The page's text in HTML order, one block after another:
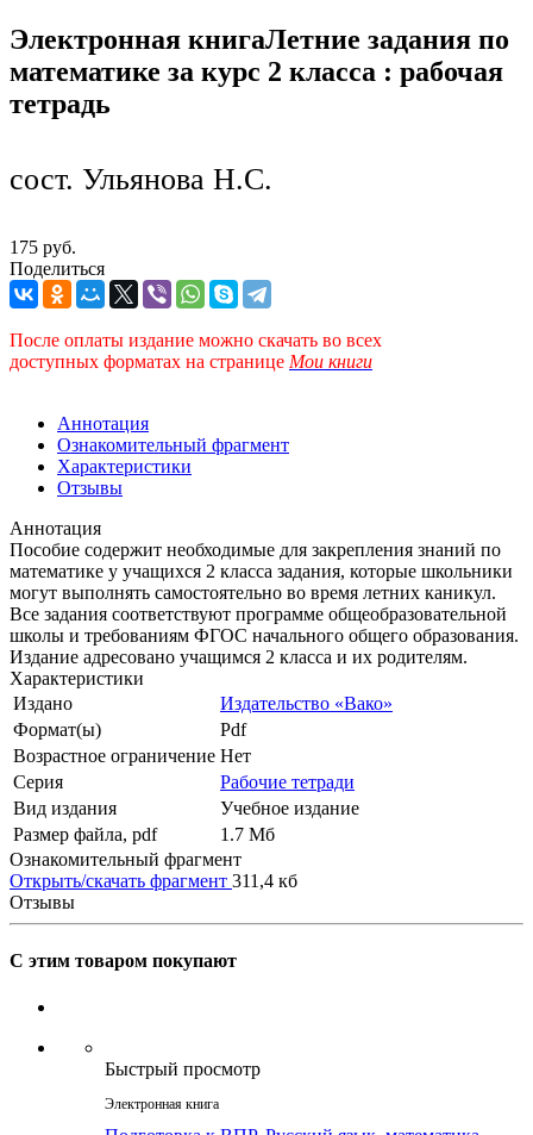
Электронная книгаЛетние задания по
математике за курс 2 класса : рабочая
тетрадь
сост. Ульянова Н.С.
175 руб.
Поделиться
После оплаты издание можно скачать во всех
доступных форматах на странице Мои книги
Аннотация
Ознакомительный фрагмент
Характеристики
Отзывы
Аннотация
Пособие содержит необходимые для закрепления знаний по
математике у учащихся 2 класса задания, которые школьники
могут выполнять самостоятельно во время летних каникул.
Все задания соответствуют программе общеобразовательной
школы и требованиям ФГОС начального общего образования.
Издание адресовано учащимся 2 класса и их родителям.
Характеристики
Издано
Издательство «Вако»
Формат(ы)
Pdf
Возрастное ограничение Нет
Серия
Рабочие тетради
Вид издания
Учебное издание
Размер файла, pdf
1.7 Mб
Ознакомительный фрагмент
Открыть/скачать фрагмент 311,4 кб
Отзывы
С этим товаром покупают
Быстрый просмотр
Электронная книга